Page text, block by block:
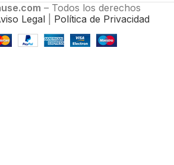
– Todos los derechos
Legal Política de Privacidad